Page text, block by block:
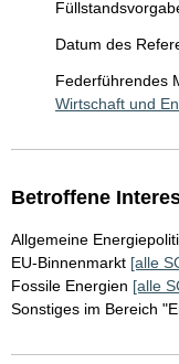
Datum des
Federführendes
Wirtschaft und
Betroffene
Allgemeine
EU-Binnenmarkt [alle
Fossile Energien [alle
Sonstiges im Bereich